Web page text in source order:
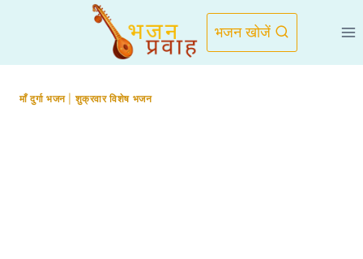
भजन खोजें
माँ दुर्गा भजन|शुक्रवार विशेष भजन